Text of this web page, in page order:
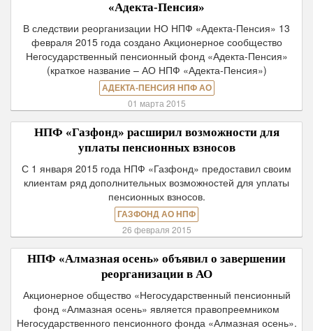
«Адекта-Пенсия»
В следствии реорганизации НО НПФ «Адекта-Пенсия» 13
февраля 2015 года создано Акционерное сообщество
Негосударственный пенсионный фонд «Адекта-Пенсия»
(краткое название – АО НПФ «Адекта-Пенсия»)
АДЕКТА-ПЕНСИЯ НПФ АО
01 марта 2015
НПФ «Газфонд» расширил возможности для
уплаты пенсионных взносов
С 1 января 2015 года НПФ «Газфонд» предоставил своим
клиентам ряд дополнительных возможностей для уплаты
пенсионных взносов.
ГАЗФОНД АО НПФ
26 февраля 2015
НПФ «Алмазная осень» объявил о завершении
реорганизации в АО
Акционерное общество «Негосударственный пенсионный
фонд «Алмазная осень» является правопреемником
Негосударственного пенсионного фонда «Алмазная осень».